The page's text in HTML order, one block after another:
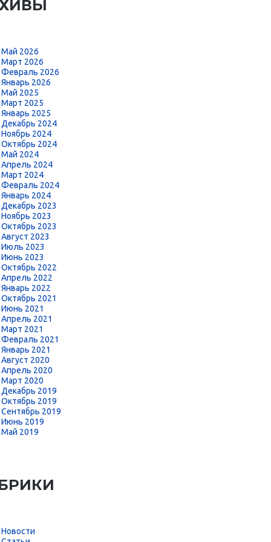
Май 2026
Март 2026
Февраль 2026
Январь 2026
Май 2025
Март 2025
Январь 2025
Декабрь 2024
Ноябрь 2024
Октябрь 2024
Май 2024
Апрель 2024
Март 2024
Февраль 2024
Январь 2024
Декабрь 2023
Ноябрь 2023
Октябрь 2023
Август 2023
Июль 2023
Июнь 2023
Октябрь 2022
Апрель 2022
Январь 2022
Октябрь 2021
Июнь 2021
Апрель 2021
Март 2021
Февраль 2021
Январь 2021
Август 2020
Апрель 2020
Март 2020
Декабрь 2019
Октябрь 2019
Сентябрь 2019
Июнь 2019
Май 2019
Новости